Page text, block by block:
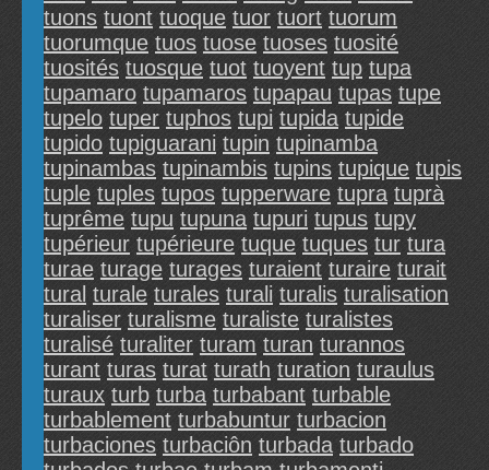
tuons tuont tuoque tuor tuort tuorum
tuorumque tuos tuose tuoses tuosité
tuosités tuosque tuot tuoyent tup tupa
tupamaro tupamaros tupapau tupas tupe
tupelo tuper tuphos tupi tupida tupide
tupido tupiguarani tupin tupinamba
tupinambas tupinambis tupins tupique tupis
tuple tuples tupos tupperware tupra tuprà
tuprême tupu tupuna tupuri tupus tupy
tupérieur tupérieure tuque tuques tur tura
turae turage turages turaient turaire turait
tural turale turales turali turalis turalisation
turaliser turalisme turaliste turalistes
turalisé turaliter turam turan turannos
turant turas turat turath turation turaulus
turaux turb turba turbabant turbable
turbablement turbabuntur turbacion
turbaciones turbaciôn turbada turbado